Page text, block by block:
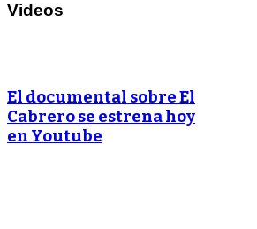
Videos
El documental sobre El
Cabrero se estrena hoy
en Youtube